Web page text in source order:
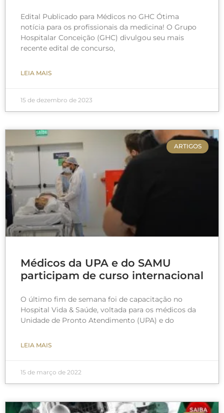
Edital Publicado para Médicos no GHC Ótima
notícia para os profissionais da medicina! O Grupo
Hospitalar Conceição (GHC) divulgou seu mais
recente edital de concurso,
LEIA MAIS
15 de dezembro de 2023
ARTIGOS
Médicos da UPA e do SAMU
participam de curso internacional
O último fim de semana foi de capacitação no
Hospital Vida & Saúde, voltada para os médicos da
Unidade de Pronto Atendimento (UPA) e do
LEIA MAIS
15 de março de 2022